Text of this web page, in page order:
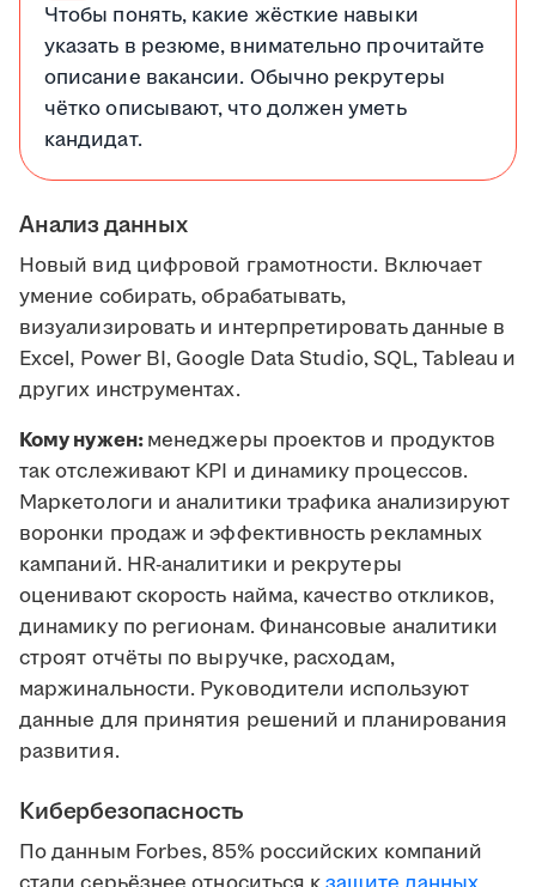
Чтобы понять, какие жёсткие навыки
указать в резюме, внимательно прочитайте
описание вакансии. Обычно рекрутеры
чётко описывают, что должен уметь
кандидат.
Анализ данных
Новый вид цифровой грамотности. Включает
умение собирать, обрабатывать,
визуализировать и интерпретировать данные в
Excel, Power BI, Google Data Studio, SQL, Tableau и
других инструментах.
Кому нужен:менеджеры проектов и продуктов
так отслеживают KPI и динамику процессов.
Маркетологи и аналитики трафика анализируют
воронки продаж и эффективность рекламных
кампаний. HR-аналитики и рекрутеры
оценивают скорость найма, качество откликов,
динамику по регионам. Финансовые аналитики
строят отчёты по выручке, расходам,
маржинальности. Руководители используют
данные для принятия решений и планирования
развития.
Кибербезопасность
По данным Forbes, 85% российских компаний